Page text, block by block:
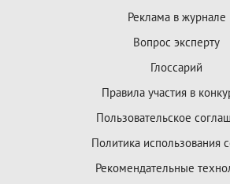
Реклама в журнале
Вопрос эксперту
Глоссарий
Правила участия в
Пользовательское
Политика использования
Рекомендательные